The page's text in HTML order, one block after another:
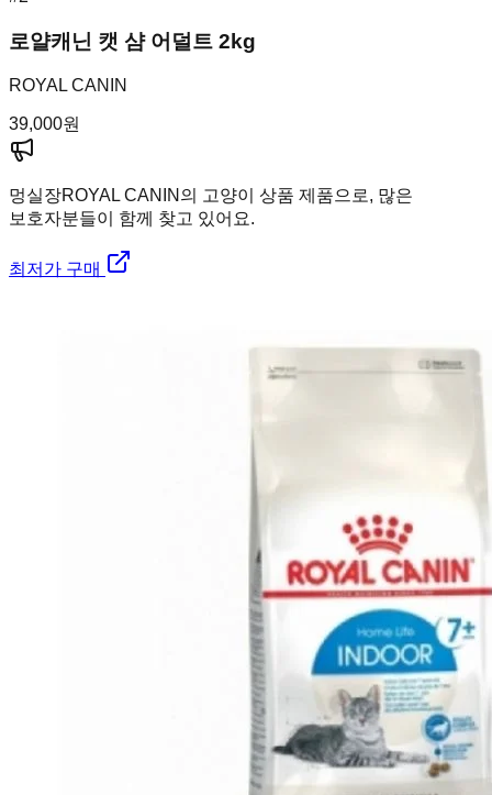
로얄캐닌 캣 샴 어덜트 2kg
ROYAL CANIN
39,000원
멍실장ROYAL CANIN의 고양이 상품 제품으로, 많은
보호자분들이 함께 찾고 있어요.
최저가 구매